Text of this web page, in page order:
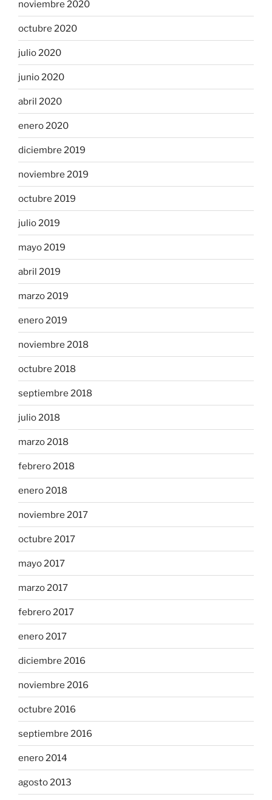
noviembre 2020
octubre 2020
julio 2020
junio 2020
abril 2020
enero 2020
diciembre 2019
noviembre 2019
octubre 2019
julio 2019
mayo 2019
abril 2019
marzo 2019
enero 2019
noviembre 2018
octubre 2018
septiembre 2018
julio 2018
marzo 2018
febrero 2018
enero 2018
noviembre 2017
octubre 2017
mayo 2017
marzo 2017
febrero 2017
enero 2017
diciembre 2016
noviembre 2016
octubre 2016
septiembre 2016
enero 2014
agosto 2013